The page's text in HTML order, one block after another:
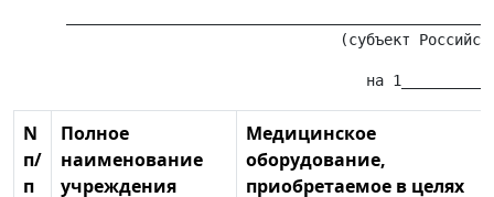
N
п/
п
Полное
наименование
учреждения
Медицинское
оборудование,
приобретаемое в целях